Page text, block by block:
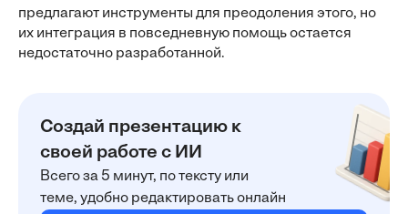
предлагают инструменты для преодоления этого, но
их интеграция в повседневную помощь остается
недостаточно разработанной.
Создай презентацию к
своей работе с ИИ
Всего за 5 минут, по тексту или
теме, удобно редактировать онлайн